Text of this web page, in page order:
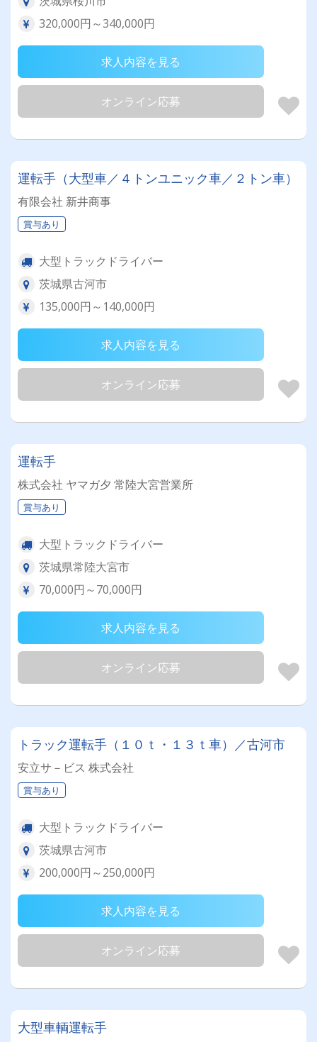
320,000円～340,000円
求人内容を見る
オンライン応募
運転手（大型車／４トンユニック車／２トン車）
有限会社 新井商事
賞与あり
大型トラックドライバー
茨城県古河市
135,000円～140,000円
求人内容を見る
オンライン応募
運転手
株式会社 ヤマガ夕 常陸大宮営業所
賞与あり
大型トラックドライバー
茨城県常陸大宮市
70,000円～70,000円
求人内容を見る
オンライン応募
トラック運転手（１０ｔ・１３ｔ車）／古河市
安立サ－ビス 株式会社
賞与あり
大型トラックドライバー
茨城県古河市
200,000円～250,000円
求人内容を見る
オンライン応募
大型車輌運転手